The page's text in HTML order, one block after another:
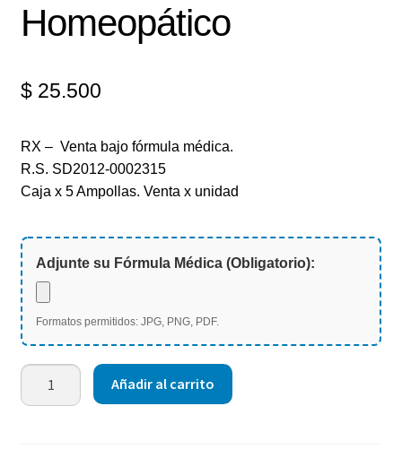
Homeopático
$25.500
RX – Venta bajo fórmula médica.
R.S. SD2012-0002315
Caja x 5 Ampollas. Venta x unidad
Adjunte su Fórmula Médica (Obligatorio):
Formatos permitidos: JPG, PNG, PDF.
Añadir al carrito